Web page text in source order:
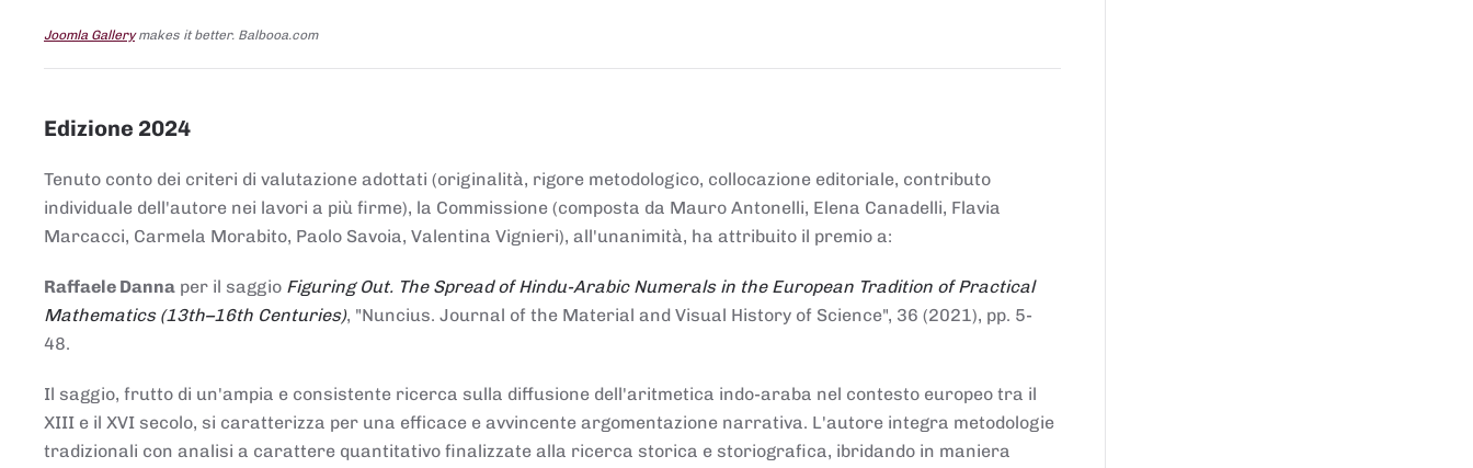
Joomla Gallerymakes it better. Balbooa.com
Edizione 2024
Tenuto conto dei criteri di valutazione adottati (originalità, rigore metodologico, collocazione editoriale, contributo
individuale dell'autore nei lavori a più firme), la Commissione (composta da Mauro Antonelli, Elena Canadelli, Flavia
Marcacci, Carmela Morabito, Paolo Savoia, Valentina Vignieri), all'unanimità, ha attribuito il premio a:
Raffaele Danna per il saggio Figuring Out. The Spread of Hindu-Arabic Numerals in the European Tradition of Practical
Mathematics (13th–16th Centuries), "Nuncius. Journal of the Material and Visual History of Science", 36 (2021), pp. 5-
48.
Il saggio, frutto di un'ampia e consistente ricerca sulla diffusione dell'aritmetica indo-araba nel contesto europeo tra il
XIII e il XVI secolo, si caratterizza per una efficace e avvincente argomentazione narrativa. L'autore integra metodologie
tradizionali con analisi a carattere quantitativo finalizzate alla ricerca storica e storiografica, ibridando in maniera